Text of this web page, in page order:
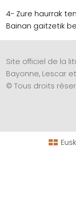
4- Zure haurrak
Bainan gaitzetik
Site officiel de la
Bayonne, Lescar
© Tous droits